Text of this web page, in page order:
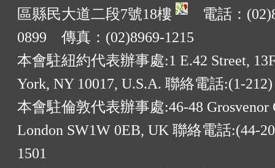
區縣民大道二段7號18樓
電話：
0899 傳真：(02)8969-1215
本會駐紐約代表辦事處:1 E.42 Street,
York, NY 10017, U.S.A. 聯絡電話:(1-212)
本會駐倫敦代表辦事處:46-48 Grosvenor
London SW1W 0EB, UK 聯絡電話:(44-
1501